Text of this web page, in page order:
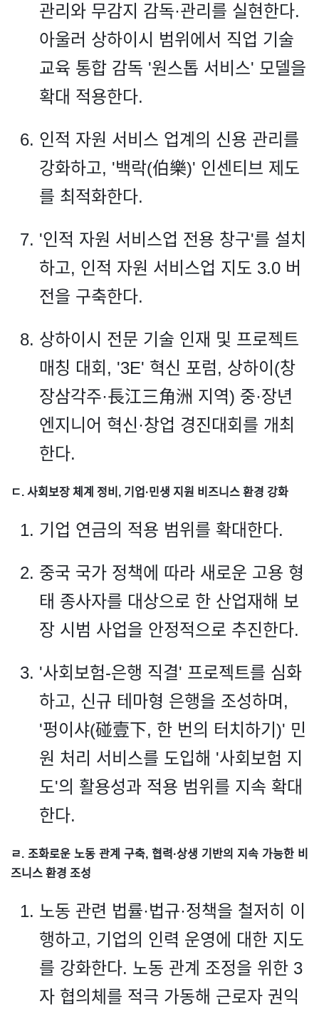
관리와 무감지 감독·관리를 실현한다.
아울러 상하이시 범위에서 직업 기술
교육 통합 감독 '원스톱 서비스' 모델을
확대 적용한다.
인적 자원 서비스 업계의 신용 관리를
강화하고, '백락(伯樂)' 인센티브 제도
를 최적화한다.
'인적 자원 서비스업 전용 창구'를 설치
하고, 인적 자원 서비스업 지도 3.0 버
전을 구축한다.
상하이시 전문 기술 인재 및 프로젝트
매칭 대회, '3E' 혁신 포럼, 상하이(창
장삼각주·長江三角洲 지역) 중·장년
엔지니어 혁신·창업 경진대회를 개최
한다.
ㄷ. 사회보장 체계 정비, 기업·민생 지원 비즈니스 환경 강화
기업 연금의 적용 범위를 확대한다.
중국 국가 정책에 따라 새로운 고용 형
태 종사자를 대상으로 한 산업재해 보
장 시범 사업을 안정적으로 추진한다.
'사회보험-은행 직결' 프로젝트를 심화
하고, 신규 테마형 은행을 조성하며,
'펑이샤(碰壹下, 한 번의 터치하기)' 민
원 처리 서비스를 도입해 '사회보험 지
도'의 활용성과 적용 범위를 지속 확대
한다.
ㄹ. 조화로운 노동 관계 구축, 협력·상생 기반의 지속 가능한 비
즈니스 환경 조성
노동 관련 법률·법규·정책을 철저히 이
행하고, 기업의 인력 운영에 대한 지도
를 강화한다. 노동 관계 조정을 위한 3
자 협의체를 적극 가동해 근로자 권익